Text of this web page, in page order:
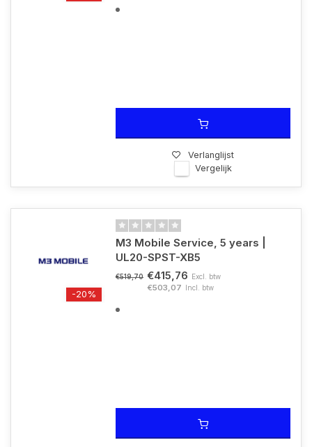
Verlanglijst
Vergelijk
-20%
M3 Mobile Service, 5 years |
UL20-SPST-XB5
€519,70 €415,76 Excl. btw
€503,07 Incl. btw